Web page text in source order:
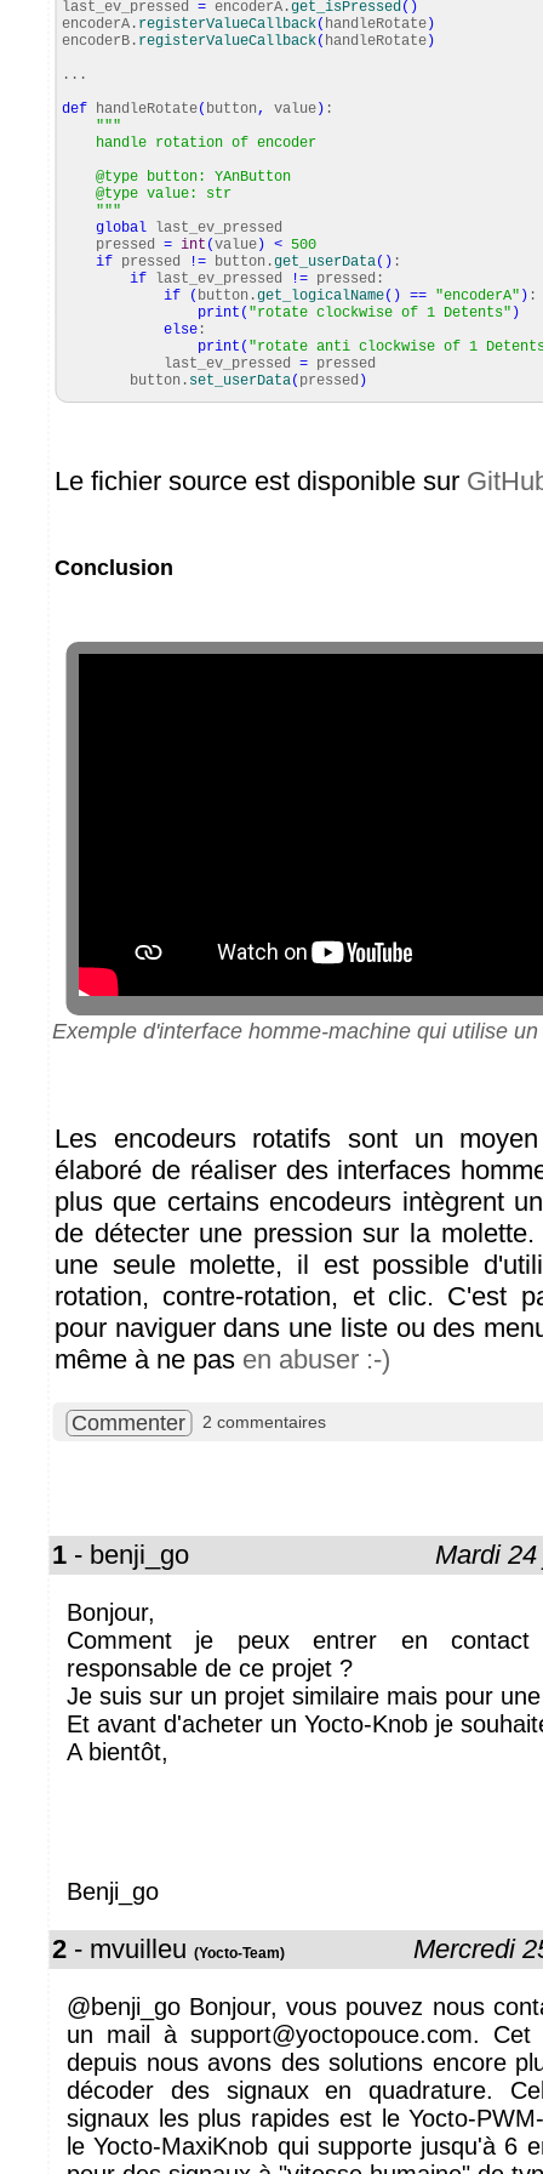
last_ev_pressed = encoderA.get_isPressed( )
encoderA. registerValueCallback( handleRotate )
encoderB. registerValueCallback( handleRotate )
...
def handleRotate( button, value ) :
"""
handle rotation of encoder
@type button: YAnButton
@type value: str
"""
global last_ev_pressed
pressed = int (value ) < 500
if pressed != button.get_userData( ) :
if last_ev_pressed != pressed:
if
( button.get_logicalName( ) == "encoderA" ) :
print ( "rotate clockwise of 1 Detents" )
else :
print ( "rotate anti clockwise of 1
last_ev_pressed = pressed
button. set_userData( pressed )
Le fichier source est disponible sur
Conclusion
Exemple d'interface homme-machine qui utilise
Les encodeurs rotatifs sont un
élaboré de réaliser des interfaces
plus que certains encodeurs intègrent
de détecter une pression sur la
une seule molette, il est possible
rotation, contre-rotation, et clic. C'est
pour naviguer dans une liste ou des
même à ne pas en abuser :-)
Commenter 2 commentaires
1 - benji_go Mardi
Bonjour,
Comment je peux entrer en
responsable de ce projet ?
Je suis sur un projet similaire mais pour
Et avant d'acheter un Yocto-Knob je
A bientôt,
Benji_go
2 - mvuilleu (Yocto-Team) Mercredi
@benji_go Bonjour, vous pouvez nous
un mail à support@yoctopouce.com.
depuis nous avons des solutions encore
décoder des signaux en quadrature.
signaux les plus rapides est le Yocto-
le Yocto-MaxiKnob qui supporte jusqu'à 6